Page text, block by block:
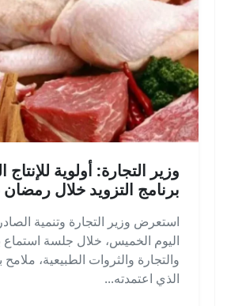
وزير التجارة: أولوية
برنامج التزويد خلال رمضان 2026
استعرض وزير التجارة وتنمية
اليوم الخميس، خلال جلسة استماع
والتجارة والثروات الطبيعية، ملامح
الذي اعتمدته...